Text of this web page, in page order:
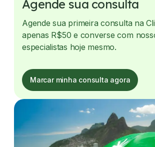
Agende sua consulta
Agende sua primeira consulta na
apenas R$50 e converse com
especialistas hoje mesmo.
Marcar minha consulta agora